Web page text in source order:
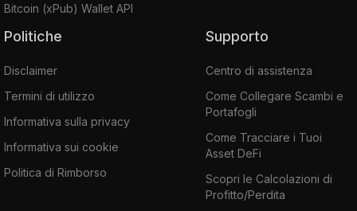
Bitcoin (xPub) Wallet API
Politiche
Disclaimer
Termini di utilizzo
Informativa sulla privacy
Informativa sui cookie
Politica di Rimborso
Supporto
Centro di assistenza
Come Collegare Scambi e
Portafogli
Come Tracciare i Tuoi
Asset DeFi
Scopri le Calcolazioni di
Profitto/Perdita